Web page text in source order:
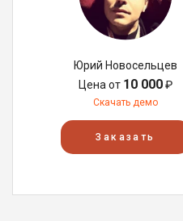
Юрий Новосельцев
Цена от 10 000₽
Скачать демо
Заказать